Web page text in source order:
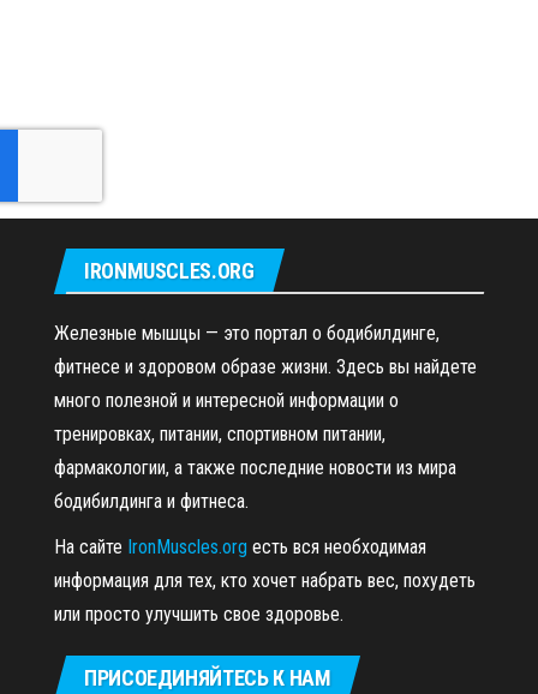
IRONMUSCLES.ORG
Железные мышцы — это портал о бодибилдинге,
фитнесе и здоровом образе жизни. Здесь вы найдете
много полезной и интересной информации о
тренировках, питании, спортивном питании,
фармакологии, а также последние новости из мира
бодибилдинга и фитнеса.
На сайте IronMuscles.org есть вся необходимая
информация для тех, кто хочет набрать вес, похудеть
или просто улучшить свое здоровье.
ПРИСОЕДИНЯЙТЕСЬ К НАМ